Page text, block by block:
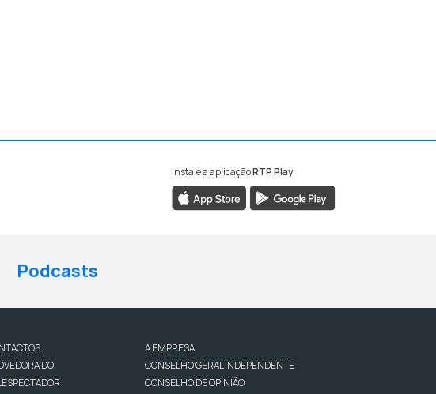
Instale a aplicaçãoRTP Play
Podcasts
DO
A EMPRESA
CONSELHO GERAL INDEPENDENTE
CONSELHO DE OPINIÃO